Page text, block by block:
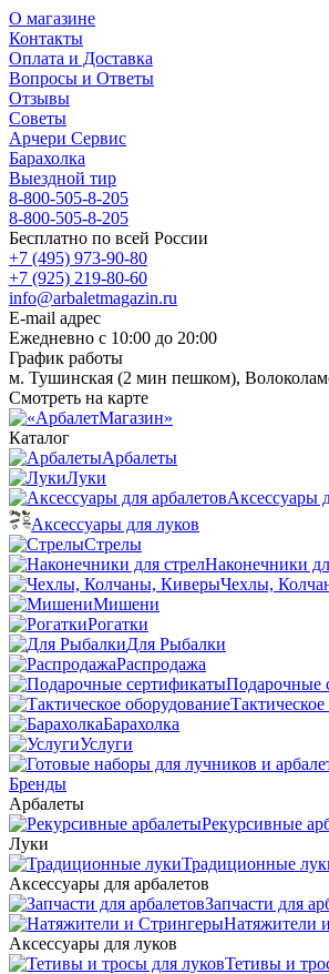
О магазине
Контакты
Оплата и Доставка
Вопросы и Ответы
Отзывы
Советы
Арчери Сервис
Барахолка
Выездной тир
8-800-505-8-205
8-800-505-8-205
Бесплатно по всей России
+7 (495) 973-90-80
+7 (925) 219-80-60
info@arbaletmagazin.ru
E-mail адрес
Ежедневно с 10:00 до 20:00
График работы
м. Тушинская (2 мин пешком),
Смотреть на карте
Каталог
Арбалеты
Луки
Аксессуары
Аксессуары для луков
Стрелы
Наконечники
Чехлы,
Мишени
Рогатки
Для Рыбалки
Распродажа
Подарочные
Барахолка
Услуги
Бренды
Арбалеты
Рекурсивные
Луки
Традиционные
Аксессуары для арбалетов
Запчасти для
Натяжители
Аксессуары для луков
Тетивы и